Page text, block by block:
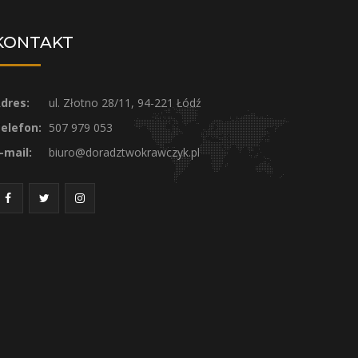
ul. Złotno 28/11, 94-221 Łódź
507 979 053
mail:
biuro@doradztwokrawczyk.pl